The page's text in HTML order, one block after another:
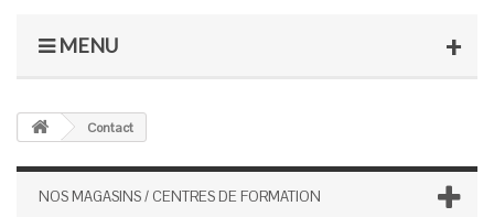
MENU
Contact
NOS MAGASINS / CENTRES DE FORMATION